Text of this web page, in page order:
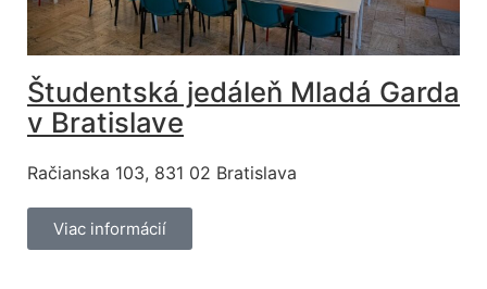
Študentská jedáleň Mladá Garda
v Bratislave
Račianska 103, 831 02 Bratislava
Viac informácií
odmietnete,
niektoré funkcie
stránky zmiznú.
Zdieľaním